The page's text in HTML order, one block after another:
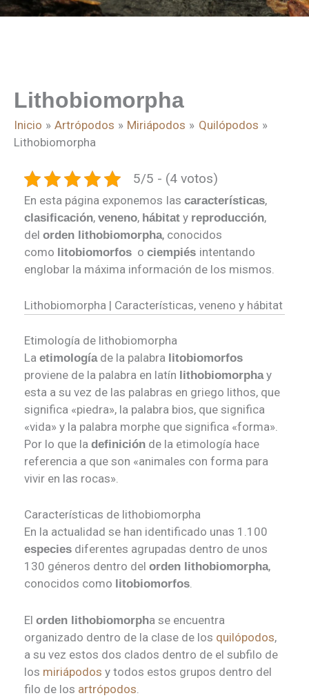
Lithobiomorpha
Inicio Artrópodos Miriápodos
Quilópodos
Lithobiomorpha
5/5 - (4 votos)
En esta página exponemos las características,
clasificación, veneno, hábitat y reproducción,
del orden lithobiomorpha, conocidos
como litobiomorfos o ciempiés intentando
englobar la máxima información de los mismos.
Lithobiomorpha | Características, veneno y hábitat
Etimología de lithobiomorpha
La etimologíade la palabra litobiomorfos
proviene de la palabra en latín lithobiomorphay
esta a su vez de las palabras en griego lithos, que
significa «piedra», la palabra bios, que significa
«vida» y la palabra morphe que significa «forma».
Por lo que la definición de la etimología hace
referencia a que son «animales con forma para
vivir en las rocas».
Características de lithobiomorpha
En la actualidad se han identificado unas 1.100
especies diferentes agrupadas dentro de unos
130 géneros dentro del orden lithobiomorpha,
conocidos como litobiomorfos.
El orden lithobiomorpha se encuentra
organizado dentro de la clase de los quilópodos,
a su vez estos dos clados dentro de el subfilo de
los miriápodos y todos estos grupos dentro del
filo de los artrópodos